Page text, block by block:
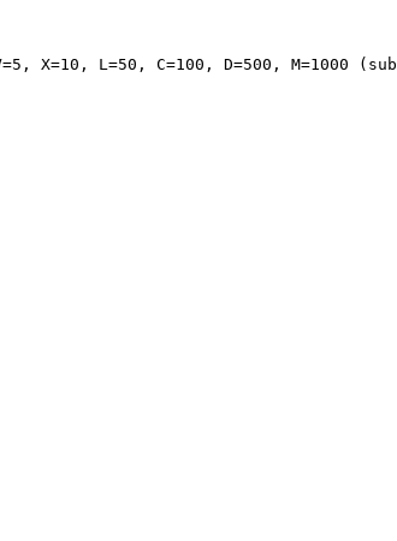
X=10, L=50, C=100, D=500, M=1000